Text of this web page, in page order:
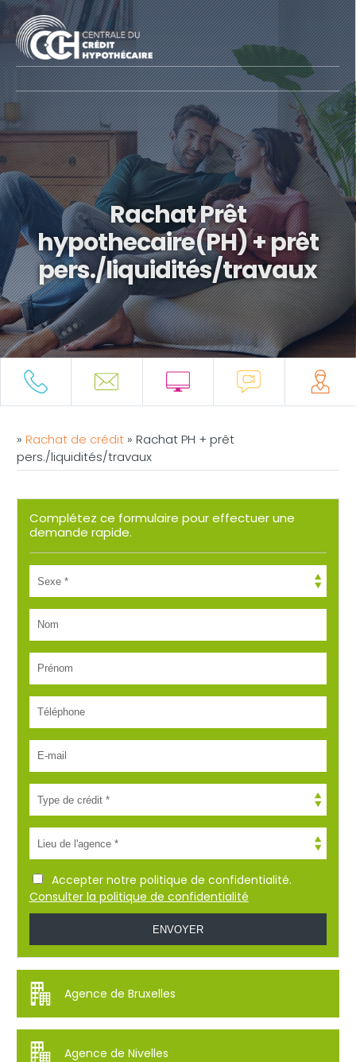
Rachat Prêt
hypothecaire(PH) + prêt
pers./liquidités/travaux
» Rachat de crédit» Rachat PH + prêt
pers./liquidités/travaux
Complétez ce formulaire pour effectuer une
demande rapide.
Accepter notre politique de confidentialité.
Consulter la politique de confidentialité
Agence de Bruxelles
Agence de Nivelles